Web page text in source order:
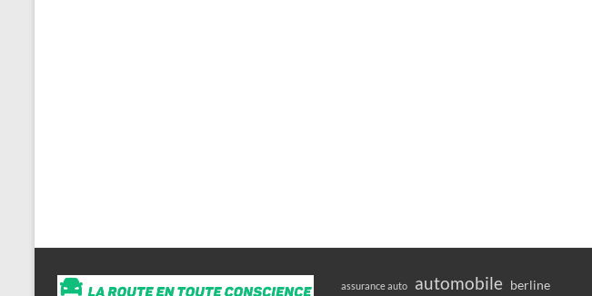
assurance auto automobile berline